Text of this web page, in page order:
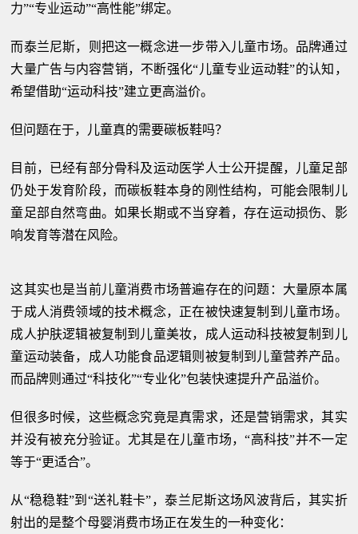
力”“专业运动”“高性能”绑定。
而泰兰尼斯，则把这一概念进一步带入儿童市场。品牌通过
大量广告与内容营销，不断强化“儿童专业运动鞋”的认知，
希望借助“运动科技”建立更高溢价。
但问题在于，儿童真的需要碳板鞋吗？
目前，已经有部分骨科及运动医学人士公开提醒，儿童足部
仍处于发育阶段，而碳板鞋本身的刚性结构，可能会限制儿
童足部自然弯曲。如果长期或不当穿着，存在运动损伤、影
响发育等潜在风险。
这其实也是当前儿童消费市场普遍存在的问题：大量原本属
于成人消费领域的技术概念，正在被快速复制到儿童市场。
成人护肤逻辑被复制到儿童美妆，成人运动科技被复制到儿
童运动装备，成人功能食品逻辑则被复制到儿童营养产品。
而品牌则通过“科技化”“专业化”包装快速提升产品溢价。
但很多时候，这些概念究竟是真需求，还是营销需求，其实
并没有被充分验证。尤其是在儿童市场，“高科技”并不一定
等于“更适合”。
从“稳稳鞋”到“送礼鞋卡”，泰兰尼斯这场风波背后，其实折
射出的是整个母婴消费市场正在发生的一种变化：